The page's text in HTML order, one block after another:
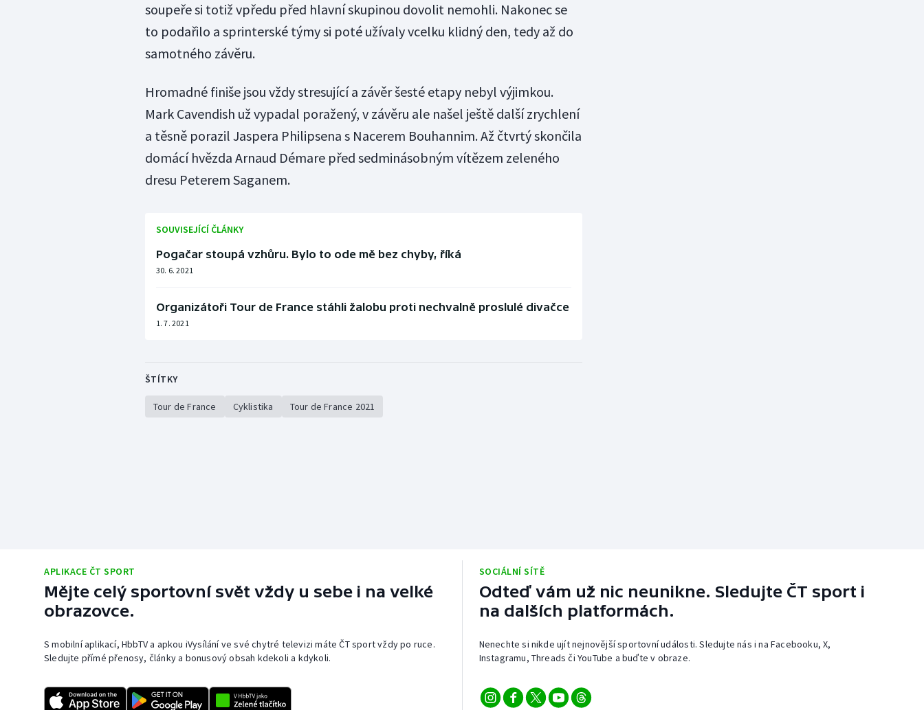
soupeře si totiž vpředu před hlavní skupinou dovolit nemohli. Nakonec se
to podařilo a sprinterské týmy si poté užívaly vcelku klidný den, tedy až do
samotného závěru.
Hromadné finiše jsou vždy stresující a závěr šesté etapy nebyl výjimkou.
Mark Cavendish už vypadal poražený, v závěru ale našel ještě další zrychlení
a těsně porazil Jaspera Philipsena s Nacerem Bouhannim. Až čtvrtý skončila
domácí hvězda Arnaud Démare před sedminásobným vítězem zeleného
dresu Peterem Saganem.
SOUVISEJÍCÍ ČLÁNKY
Pogačar stoupá vzhůru. Bylo to ode mě bez chyby, říká
30. 6. 2021
Organizátoři Tour de France stáhli žalobu proti nechvalně proslulé divačce
1. 7. 2021
ŠTÍTKY
Tour de France Cyklistika Tour de France 2021
APLIKACE ČT SPORT
Mějte celý sportovní svět vždy u sebe i na velké
obrazovce.
S mobilní aplikací, HbbTV a apkou iVysílání ve své chytré televizi máte ČT sport vždy po ruce.
Sledujte přímé přenosy, články a bonusový obsah kdekoli a kdykoli.
SOCIÁLNÍ SÍTĚ
Odteď vám už nic neunikne. Sledujte ČT sport i
na dalších platformách.
Nenechte si nikde ujít nejnovější sportovní události. Sledujte nás i na Facebooku, X,
Instagramu, Threads či YouTube a buďte v obraze.